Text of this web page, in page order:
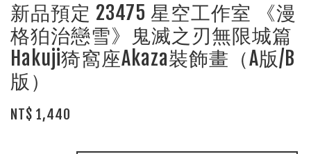
新品預定 23475 星空工作室 《漫
格狛治戀雪》鬼滅之刃無限城篇
Hakuji猗窩座Akaza裝飾畫（A版/B
版）
NT$ 1,440